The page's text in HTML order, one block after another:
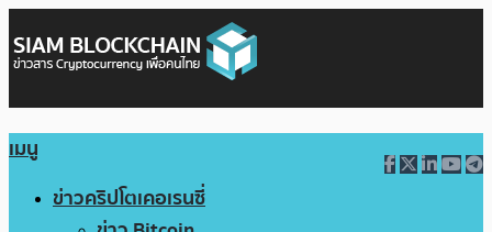
เมนู
ข่าวคริปโตเคอเรนซี่